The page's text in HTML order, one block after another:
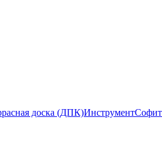
доска (ДПК)Инструмент